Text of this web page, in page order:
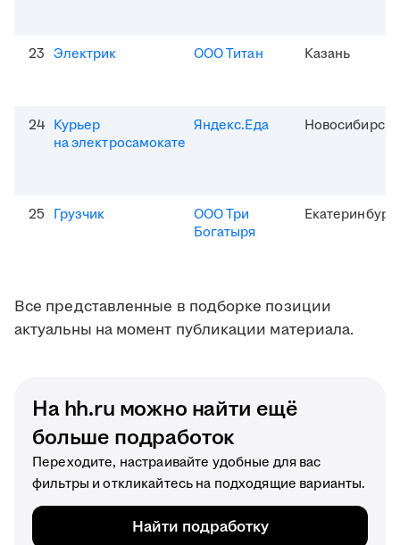
23 Электрик ООО Титан Казань
24 Курьер
на электросамокате
Яндекс.Еда Новосибирск
25 Грузчик
ООО Три
Богатыря
Екатеринбург
Все представленные в подборке позиции
актуальны на момент публикации материала.
На hh.ru можно найти ещё
больше подработок
Переходите, настраивайте удобные для вас
фильтры и откликайтесь на подходящие варианты.
Найти подработку